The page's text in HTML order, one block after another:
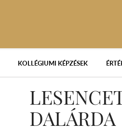
KOLLÉGIUMI KÉPZÉSEK
DALÁRDA